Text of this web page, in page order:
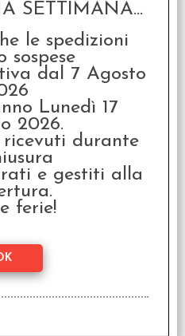
PRIME
di Spade
- Inverno
5,00
SCONTO 59.1%
SETTIMANA...
le spedizioni
sospese
dal 7 Agosto
Lunedì 17
2026.
durante
e gestiti alla
ferie!